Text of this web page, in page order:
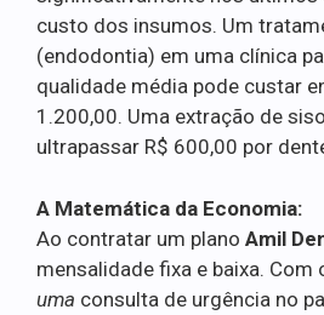
custo dos insumos. Um
(endodontia) em uma clínica
qualidade média pode custar
1.200,00. Uma extração de
ultrapassar R$ 600,00 por
A Matemática da Economia:
Ao contratar um plano Amil
mensalidade fixa e baixa. Com
uma consulta de urgência no